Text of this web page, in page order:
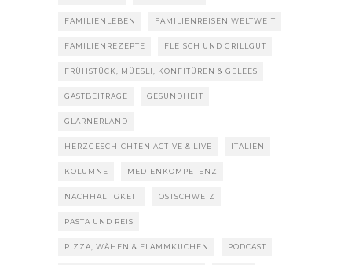
FAMILIENLEBEN FAMILIENREISEN WELTWEIT
FAMILIENREZEPTE FLEISCH UND GRILLGUT
FRÜHSTÜCK, MÜESLI, KONFITÜREN & GELEES
GASTBEITRÄGE GESUNDHEIT
GLARNERLAND
HERZGESCHICHTEN ACTIVE & LIVE ITALIEN
KOLUMNE MEDIENKOMPETENZ
NACHHALTIGKEIT OSTSCHWEIZ
PASTA UND REIS
PIZZA, WÄHEN & FLAMMKUCHEN PODCAST